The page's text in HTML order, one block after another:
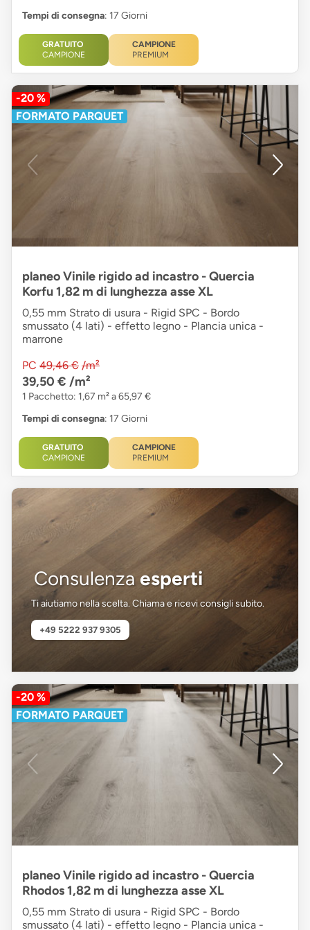
Tempi di consegna: 17 Giorni
GRATUITO
CAMPIONE
CAMPIONE
PREMIUM
-20 %
FORMATO PARQUET
planeo Vinile rigido ad incastro - Quercia
Korfu 1,82 m di lunghezza asse XL
0,55 mm Strato di usura - Rigid SPC - Bordo
smussato (4 lati) - effetto legno - Plancia unica -
marrone
PC 49,46 € /m²
39,50 € /m²
1 Pacchetto: 1,67 m² a 65,97 €
Tempi di consegna: 17 Giorni
GRATUITO
CAMPIONE
CAMPIONE
PREMIUM
Consulenza esperti
Ti aiutiamo nella scelta. Chiama e ricevi consigli subito.
+49 5222 937 9305
-20 %
FORMATO PARQUET
planeo Vinile rigido ad incastro - Quercia
Rhodos 1,82 m di lunghezza asse XL
0,55 mm Strato di usura - Rigid SPC - Bordo
smussato (4 lati) - effetto legno - Plancia unica -